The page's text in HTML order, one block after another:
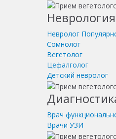
Неврология
Невролог
Сомнолог
Вегетолог
Цефалголог
Детский невролог
Врач
Врачи УЗИ